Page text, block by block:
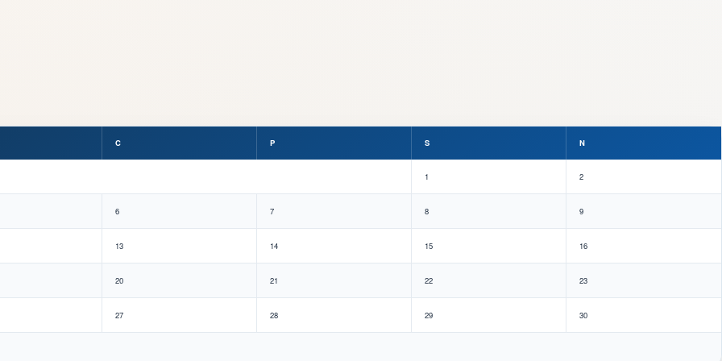
C P S N
1 2
6 7 8 9
13 14 15 16
20 21 22 23
27 28 29 30